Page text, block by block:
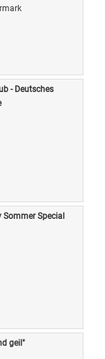
- Deutsches
Sommer Special
geil"